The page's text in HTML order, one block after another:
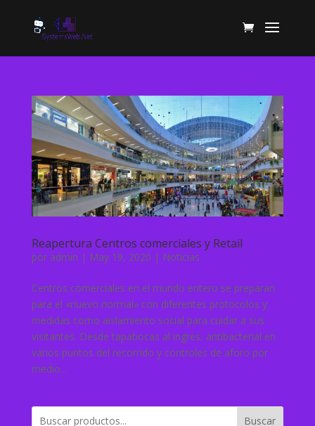
Reapertura Centros comerciales y Retail
por admin | May 19, 2020 | Noticias
Centros comerciales en el mundo entero se preparan
para el «nuevo normal» con diferentes protocolos y
medidas como aislamiento social para cuidar a sus
visitantes. Desde tapabocas al ingres, antibacterial en
varios puntos del recorrido y controles de aforo por
medio...
Buscar